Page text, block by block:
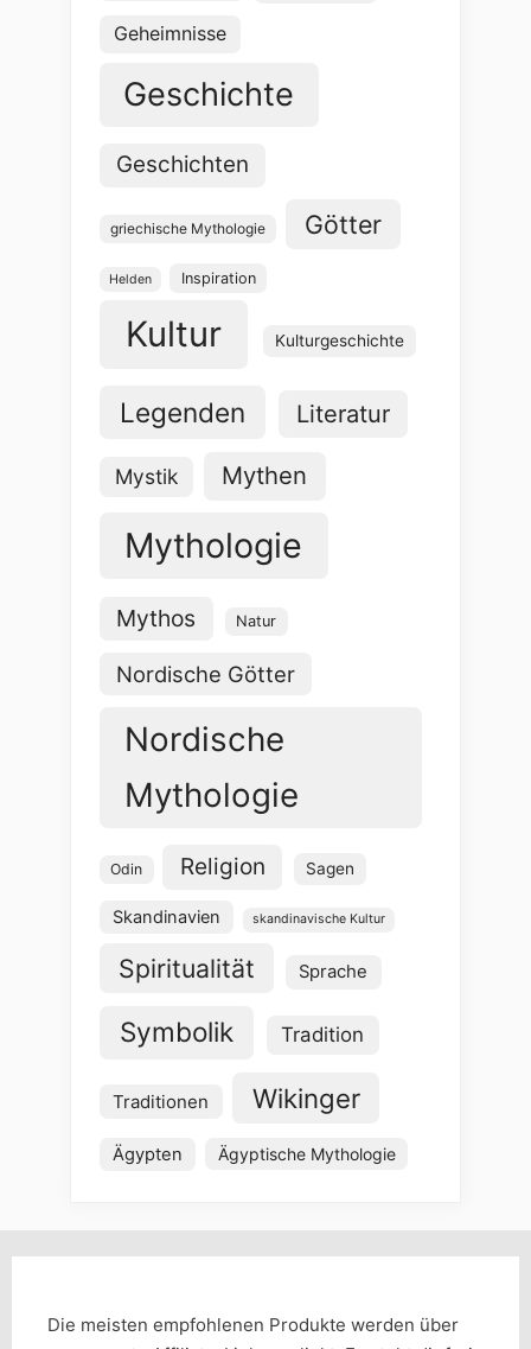
Geheimnisse
Geschichte
Geschichten
griechische Mythologie Götter
Helden Inspiration
Kultur Kulturgeschichte
Legenden Literatur
Mystik Mythen
Mythologie
Mythos Natur
Nordische Götter
Nordische
Mythologie
Odin Religion Sagen
Skandinavien skandinavische Kultur
Spiritualität Sprache
Symbolik Tradition
Traditionen Wikinger
Ägypten Ägyptische Mythologie
Die meisten empfohlenen Produkte werden über